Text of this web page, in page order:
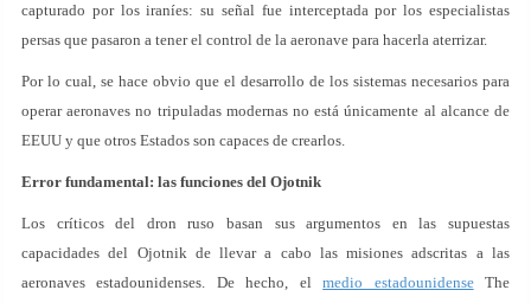
capturado por los iraníes: su señal fue interceptada por los especialistas
persas que pasaron a tener el control de la aeronave para hacerla aterrizar.
Por lo cual, se hace obvio que el desarrollo de los sistemas necesarios para
operar aeronaves no tripuladas modernas no está únicamente al alcance de
EEUU y que otros Estados son capaces de crearlos.
Error fundamental: las funciones del Ojotnik
Los críticos del dron ruso basan sus argumentos en las supuestas
capacidades del Ojotnik de llevar a cabo las misiones adscritas a las
aeronaves estadounidenses. De hecho, elmedio estadounidenseThe